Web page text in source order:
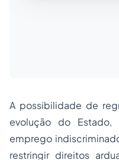
A possibilidade de
evolução do
emprego
restringir direitos